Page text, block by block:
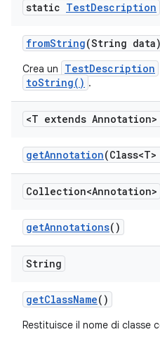
static TestDescription
fromString(String data)
Crea un TestDescription
toString() .
<T extends
getAnnotation
Collection<Annotation>
getAnnotations()
String
getClassName()
Restituisce il nome di classe